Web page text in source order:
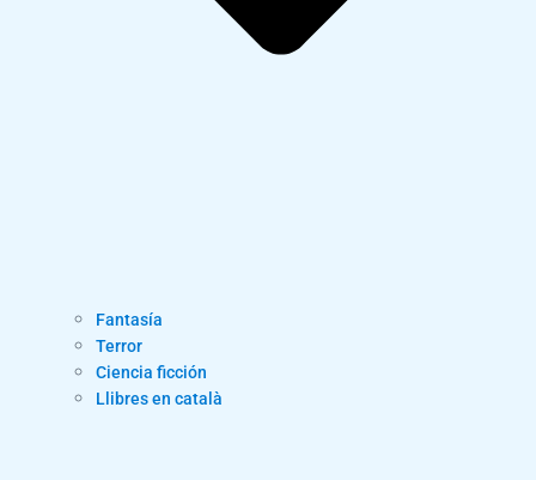
Fantasía
Terror
Ciencia ficción
Llibres en català